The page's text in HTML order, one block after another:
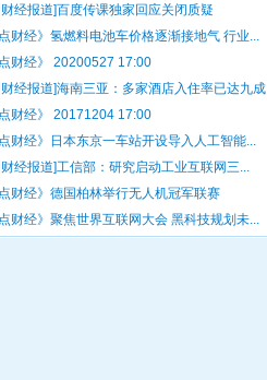
经报道]百度传课独家回应关闭质疑
点财经》氢燃料电池车价格逐渐接地气 行业...
点财经》 20200527 17:00
经报道]海南三亚：多家酒店入住率已达九成
点财经》 20171204 17:00
点财经》日本东京一车站开设导入人工智能...
经报道]工信部：研究启动工业互联网三...
点财经》德国柏林举行无人机冠军联赛
点财经》聚焦世界互联网大会 黑科技规划未...